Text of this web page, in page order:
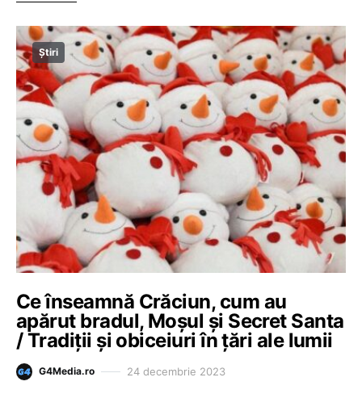
Știri
Ce înseamnă Crăciun, cum au
apărut bradul, Moșul și Secret Santa
/ Tradiţii şi obiceiuri în ţări ale lumii
G4Media.ro 24 decembrie 2023